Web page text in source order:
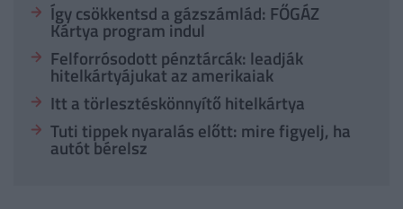
Így csökkentsd a gázszámlád: FŐGÁZ
Kártya program indul
Felforrósodott pénztárcák: leadják
hitelkártyájukat az amerikaiak
Itt a törlesztéskönnyítő hitelkártya
Tuti tippek nyaralás előtt: mire figyelj, ha
autót bérelsz